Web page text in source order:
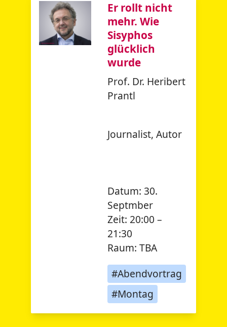
Er rollt nicht
mehr. Wie
Sisyphos
glücklich
wurde
Prof. Dr. Heribert
Prantl
Journalist, Autor
Datum: 30.
Septmber
Zeit: 20:00 –
21:30
Raum: TBA
#Abendvortrag
#Montag